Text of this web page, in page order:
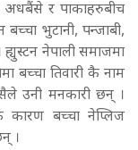
अधबैंसे र पाकाहरुबीच
भुटानी, पन्जाबी,
नेपाली समाजमा
बच्चा तिवारी कै नाम
उनी मनकारी छन् ।
कारण बच्चा नेप्लिज
।